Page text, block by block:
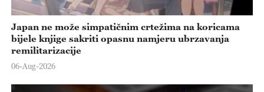
Japan ne može simpatičnim crtežima na koricama
bijele knjige sakriti opasnu namjeru ubrzavanja
remilitarizacije
06-Aug-2026